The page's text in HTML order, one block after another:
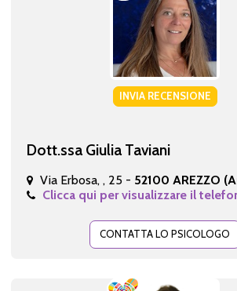
INVIA RECENSIONE
Dott.ssa Giulia Taviani
Via Erbosa, , 25 - 52100 AREZZO
Clicca qui per visualizzare il
CONTATTA LO PSICOLOGO